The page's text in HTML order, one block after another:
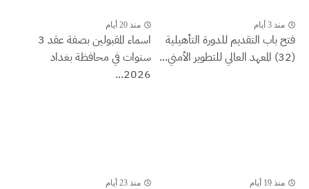
منذ 3 أيام
فتح باب التقديم للدورة التأهيلية
(32) المعهد العالي للتطوير الأمني...
منذ 20 أيام
اسماء المقبولين بصفة عقد 3
سنوات في محافظة بغداد
2026...
منذ 19 أيام منذ 23 أيام